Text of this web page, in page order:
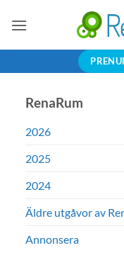
RenaRum
2026
2025
2024
Äldre utgåvor av
Annonsera